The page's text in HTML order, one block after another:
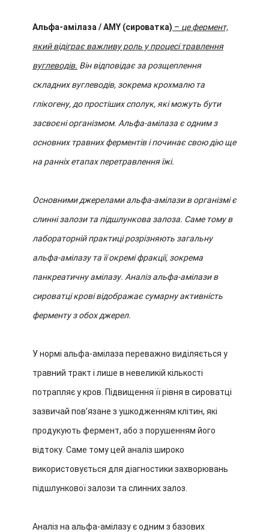
Альфа-амілаза / AMY (сироватка) – це фермент,
який відіграє важливу роль у процесі травлення
вуглеводів. Він відповідає за розщеплення
складних вуглеводів, зокрема крохмалю та
глікогену, до простіших сполук, які можуть бути
засвоєні організмом. Альфа-амілаза є одним з
основних травних ферментів і починає свою дію ще
на ранніх етапах перетравлення їжі.
Основними джерелами альфа-амілази в організмі є
слинні залози та підшлункова залоза. Саме тому в
лабораторній практиці розрізняють загальну
альфа-амілазу та її окремі фракції, зокрема
панкреатичну амілазу. Аналіз альфа-амілази в
сироватці крові відображає сумарну активність
ферменту з обох джерел.
У нормі альфа-амілаза переважно виділяється у
травний тракт і лише в невеликій кількості
потрапляє у кров. Підвищення її рівня в сироватці
зазвичай пов’язане з ушкодженням клітин, які
продукують фермент, або з порушенням його
відтоку. Саме тому цей аналіз широко
використовується для діагностики захворювань
підшлункової залози та слинних залоз.
Аналіз на альфа-амілазу є одним з базових